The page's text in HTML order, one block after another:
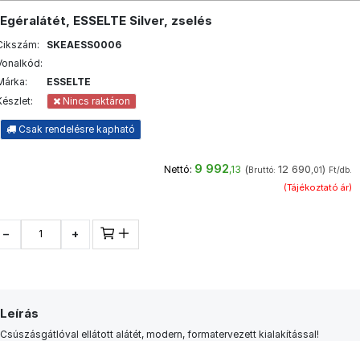
Egéralátét, ESSELTE Silver, zselés
SKEAESS0006
ESSELTE
Nincs raktáron
Csak rendelésre kapható
Nettó: 9 992,13 (Bruttó: 12 690,01) Ft/db.
(Tájékoztató ár)
− +
Leírás
Csúszásgátlóval ellátott alátét, modern, formatervezett kialakítással!